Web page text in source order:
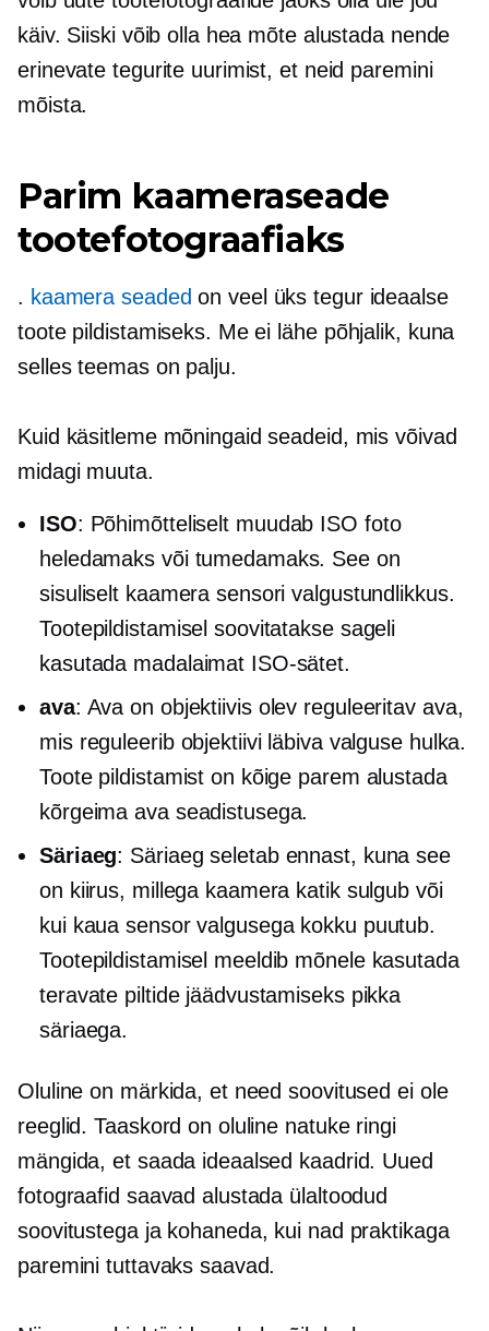
käiv. Siiski võib olla hea mõte alustada nende
erinevate tegurite uurimist, et neid paremini
mõista.
Parim kaameraseade
tootefotograafiaks
. kaamera seaded on veel üks tegur ideaalse
toote pildistamiseks. Me ei lähe põhjalik, kuna
selles teemas on palju.
Kuid käsitleme mõningaid seadeid, mis võivad
midagi muuta.
ISO: Põhimõtteliselt muudab ISO foto
heledamaks või tumedamaks. See on
sisuliselt kaamera sensori valgustundlikkus.
Tootepildistamisel soovitatakse sageli
kasutada madalaimat ISO-sätet.
ava: Ava on objektiivis olev reguleeritav ava,
mis reguleerib objektiivi läbiva valguse hulka.
Toote pildistamist on kõige parem alustada
kõrgeima ava seadistusega.
Säriaeg: Säriaeg seletab ennast, kuna see
on kiirus, millega kaamera katik sulgub või
kui kaua sensor valgusega kokku puutub.
Tootepildistamisel meeldib mõnele kasutada
teravate piltide jäädvustamiseks pikka
säriaega.
Oluline on märkida, et need soovitused ei ole
reeglid. Taaskord on oluline natuke ringi
mängida, et saada ideaalsed kaadrid. Uued
fotograafid saavad alustada ülaltoodud
soovitustega ja kohaneda, kui nad praktikaga
paremini tuttavaks saavad.